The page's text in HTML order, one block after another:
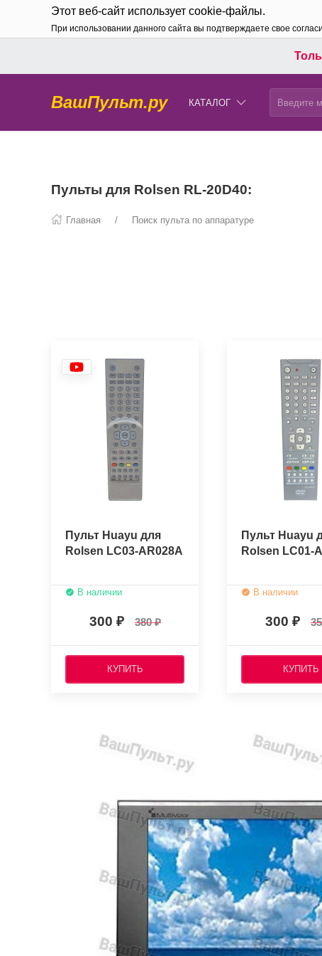
Этот веб-сайт использует cookie-файлы.
При использовании данного сайта вы подтверждаете свое
ВашПульт.ру КАТАЛОГ
Пульты для Rolsen RL-20D40:
Главная Поиск пульта по аппаратуре
Пульт Huayu для
Rolsen LC03-AR028A
В наличии
300 380
КУПИТЬ
Пульт Huayu
Rolsen LC01-
В наличии
300
КУПИТЬ